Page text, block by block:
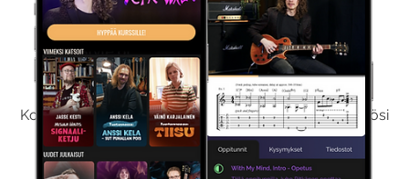
Kokeile Ilmaiseksi
Kokeilemalla ilmaiseksi saat koko sisältömme käyttöösi
viikon ajaksi.